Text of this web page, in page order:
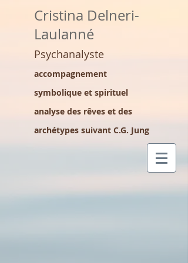
Cristina Delneri-
Laulanné
Psychanalyste
accompagnement
symbolique et spirituel
analyse des rêves et des
archétypes suivant C.G. Jung